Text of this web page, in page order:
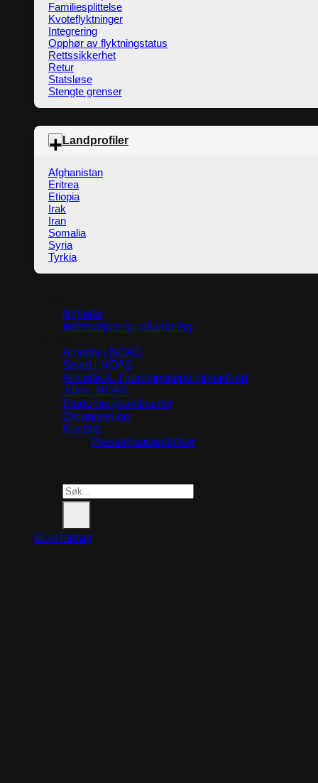
Familiesplittelse
Kvoteflyktninger
Integrering
Opphør av flyktningstatus
Rettssikkerhet
Retur
Statsløse
Stengte grenser
Landprofiler
Afghanistan
Eritrea
Etiopia
Irak
Iran
Somalia
Syria
Tyrkia
Nyheter
Informasjon og påvirkning
Ansatte i NOAS
Styret i NOAS
Annette A. Thommessens minnefond
Jobb i NOAS
Studenter/praktikanter
Organisasjon
Kontakt
Pressehenvendelser
Search
for:
Gi et bidrag